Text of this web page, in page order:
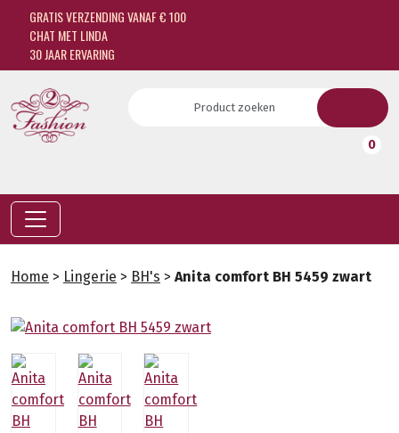
GRATIS VERZENDING VANAF € 100
CHAT MET LINDA
30 JAAR ERVARING
0
Home > Lingerie > BH's > Anita comfort BH 5459 zwart